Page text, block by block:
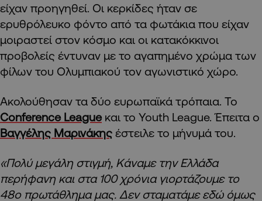
είχαν προηγηθεί. Οι κερκίδες ήταν σε
ερυθρόλευκο φόντο από τα φωτάκια που είχαν
μοιραστεί στον κόσμο και οι κατακόκκινοι
προβολείς έντυναν με το αγαπημένο χρώμα των
φίλων του Ολυμπιακού τον αγωνιστικό χώρο.
Ακολούθησαν τα δύο ευρωπαϊκά τρόπαια. Το
Conference Leagueκαι το Youth League. Έπειτα ο
Βαγγέλης Μαρινάκης έστειλε το μήνυμά του.
«Πολύ μεγάλη στιγμή, Κάναμε την Ελλάδα
περήφανη και στα 100 χρόνια γιορτάζουμε το
48ο πρωτάθλημα μας. Δεν σταματάμε εδώ όμως